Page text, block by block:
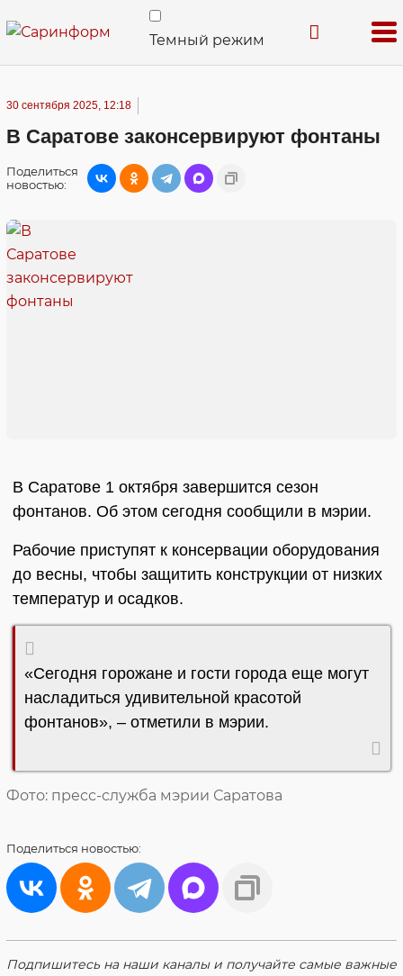
Темный режим
30 сентября 2025, 12:18
В Саратове законсервируют фонтаны
Поделиться
новостью:
В Саратове 1 октября завершится сезон
фонтанов. Об этом сегодня сообщили в мэрии.
Рабочие приступят к консервации оборудования
до весны, чтобы защитить конструкции от низких
температур и осадков.
«Сегодня горожане и гости города еще могут
насладиться удивительной красотой
фонтанов», – отметили в мэрии.
Фото: пресс-служба мэрии Саратова
Поделиться новостью:
Подпишитесь на наши каналы и получайте самые важные